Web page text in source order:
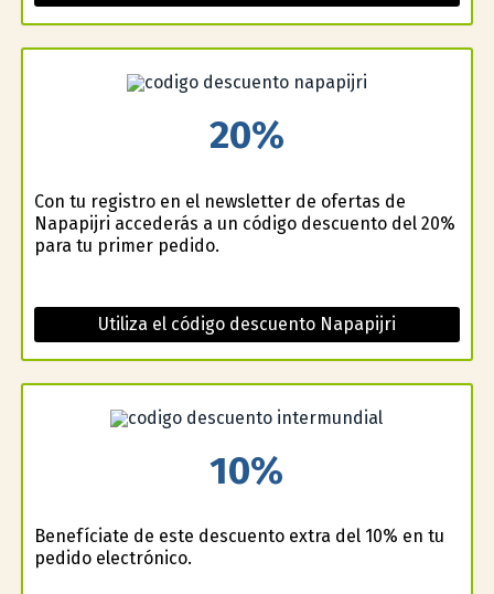
20%
Con tu registro en el newsletter de ofertas de
Napapijri accederás a un código descuento del 20%
para tu primer pedido.
Utiliza el código descuento Napapijri
10%
Benefíciate de este descuento extra del 10% en tu
pedido electrónico.